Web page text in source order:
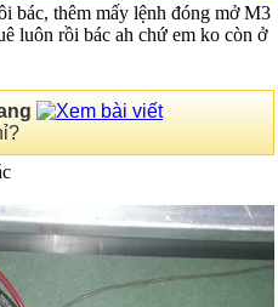
bác, thêm mấy lệnh đóng mở M3
luôn rồi bác ah chứ em ko còn ở